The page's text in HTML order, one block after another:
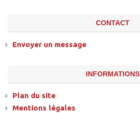
CONTACT
Envoyer un message
INFORMATIONS
Plan du site
Mentions légales